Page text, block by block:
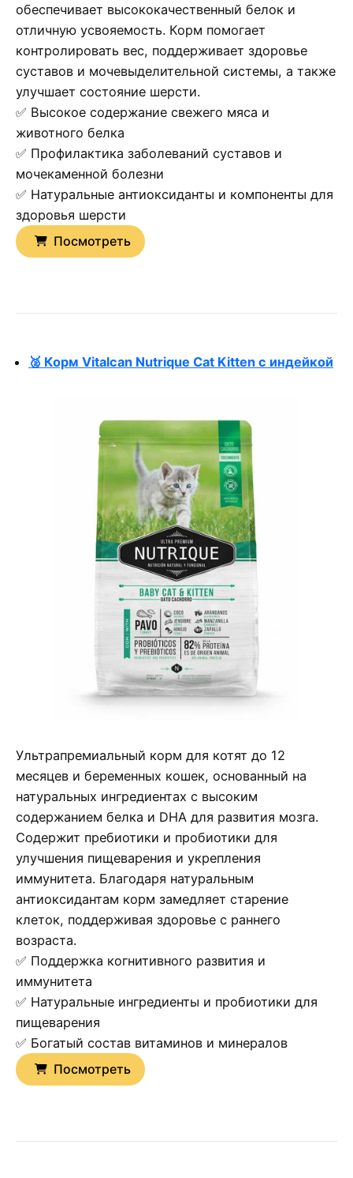
обеспечивает высококачественный белок и
отличную усвояемость. Корм помогает
контролировать вес, поддерживает здоровье
суставов и мочевыделительной системы, а также
улучшает состояние шерсти.
✅ Высокое содержание свежего мяса и
животного белка
✅ Профилактика заболеваний суставов и
мочекаменной болезни
✅ Натуральные антиоксиданты и компоненты для
здоровья шерсти
Посмотреть
🥈 Корм Vitalcan Nutrique Cat Kitten с индейкой
Ультрапремиальный корм для котят до 12
месяцев и беременных кошек, основанный на
натуральных ингредиентах с высоким
содержанием белка и DHA для развития мозга.
Содержит пребиотики и пробиотики для
улучшения пищеварения и укрепления
иммунитета. Благодаря натуральным
антиоксидантам корм замедляет старение
клеток, поддерживая здоровье с раннего
возраста.
✅ Поддержка когнитивного развития и
иммунитета
✅ Натуральные ингредиенты и пробиотики для
пищеварения
✅ Богатый состав витаминов и минералов
Посмотреть